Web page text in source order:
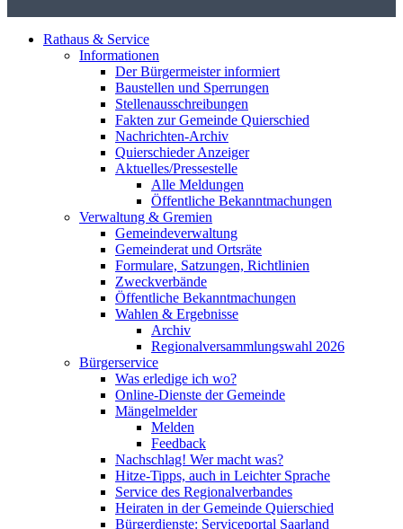
Rathaus & Service
Informationen
Der Bürgermeister informiert
Baustellen und Sperrungen
Stellenausschreibungen
Fakten zur Gemeinde Quierschied
Nachrichten-Archiv
Quierschieder Anzeiger
Aktuelles/Pressestelle
Alle Meldungen
Öffentliche Bekanntmachungen
Verwaltung & Gremien
Gemeindeverwaltung
Gemeinderat und Ortsräte
Formulare, Satzungen, Richtlinien
Zweckverbände
Öffentliche Bekanntmachungen
Wahlen & Ergebnisse
Archiv
Regionalversammlungswahl 2026
Bürgerservice
Was erledige ich wo?
Online-Dienste der Gemeinde
Mängelmelder
Melden
Feedback
Nachschlag! Wer macht was?
Hitze-Tipps, auch in Leichter Sprache
Service des Regionalverbandes
Heiraten in der Gemeinde Quierschied
Bürgerdienste: Serviceportal Saarland